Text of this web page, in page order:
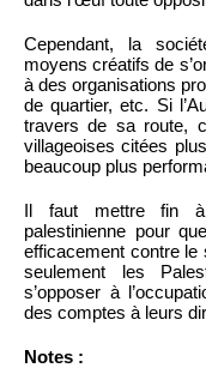
Cependant, la
moyens créatifs de
à des organisations
de quartier, etc. Si
travers de sa route,
villageoises citées
beaucoup plus
Il faut mettre fin à
palestinienne pour
efficacement contre le
seulement les
s’opposer à
des comptes à leurs
Notes :